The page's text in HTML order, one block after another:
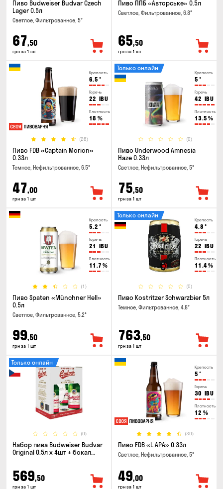
Пиво Budweiser Budvar Czech
Lager 0.5л
Светлое, Фильтрованное, 5°
67,50
грн за 1 шт
Пиво ППБ «Авторське» 0.5л
Светлое, Фильтрованное, 6.8°
65,50
грн за 1 шт
Крепость
6.5 °
Горечь
22 IBU
Плотность
18 %
(26)
Пиво FDB «Captain Morion»
0.33л
Темное, Нефильтрованное, 6.5°
47,00
грн за 1 шт
Крепость
5 °
Горечь
42 IBU
Плотность
13.5 %
(0)
Только онлайн
Пиво Underwood Amnesia
Haze 0.33л
Светлое, Нефильтрованное, 5°
75,50
грн за 1 шт
Крепость
5.2 °
Горечь
21 IBU
Плотность
11.7 %
(1)
Пиво Spaten «Münchner Hell»
0.5л
Светлое, Фильтрованное, 5.2°
99,50
грн за 1 шт
Крепость
4.8 °
Горечь
22 IBU
Плотность
11.4%
(0)
Только онлайн
Пиво Kostritzer Schwarzbier 5л
Темное, Фильтрованное, 4.8°
763,50
грн за 1 шт
(0)
Только онлайн
Набор пива Budweiser Budvar
Original 0.5л х 4шт + бокал
569,50
грн за 1 шт
Крепость
5 °
Горечь
30 IBU
Плотность
12 %
(30)
Пиво FDB «L.APA» 0.33л
Светлое, Нефильтрованное, 5°
49,00
грн за 1 шт